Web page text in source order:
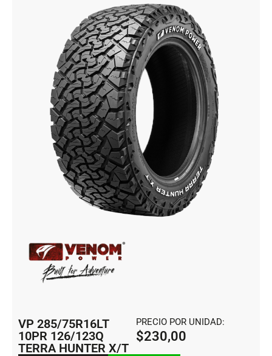
VP 285/75R16LT
10PR 126/123Q
TERRA HUNTER X/T
PRECIO POR UNIDAD:
$230,00